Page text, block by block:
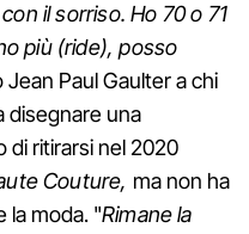
il sorriso. Ho 70 o 71
più (ride), posso
Paul Gaulter a chi
disegnare una
di ritirarsi nel 2020
Couture, ma non ha
la moda. "Rimane la